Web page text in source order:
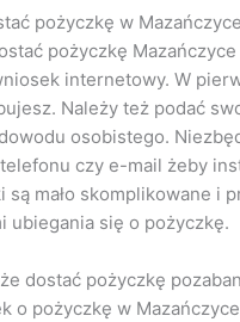
pożyczkę w Mazańczyce
pożyczkę
internetowy. W
Należy też podać
osobistego.
czy e-mail żeby
są mało skomplikowane i
ubiegania się o pożyczkę.
dostać pożyczkę
o pożyczkę w